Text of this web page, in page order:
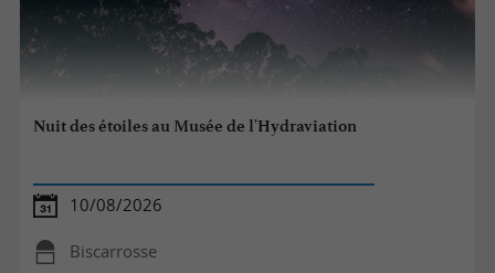
Nuit des étoiles au Musée de l'Hydraviation
10/08/2026
Biscarrosse